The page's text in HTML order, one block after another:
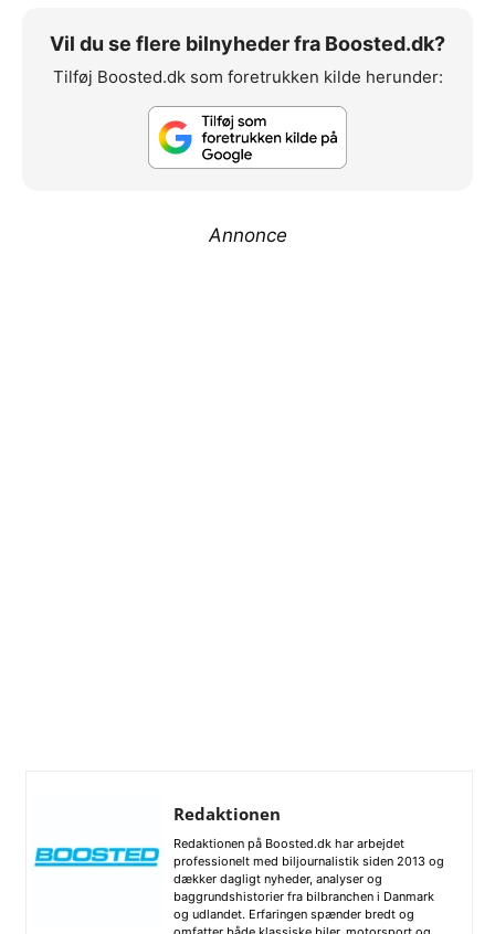
Vil du se flere bilnyheder fra Boosted.dk?
Tilføj Boosted.dk som foretrukken kilde herunder:
Annonce
Redaktionen
Redaktionen på Boosted.dk har arbejdet
professionelt med biljournalistik siden 2013 og
dækker dagligt nyheder, analyser og
baggrundshistorier fra bilbranchen i Danmark
og udlandet. Erfaringen spænder bredt og